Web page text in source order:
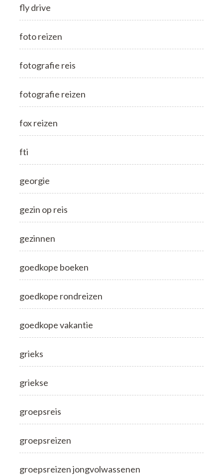
fly drive
foto reizen
fotografie reis
fotografie reizen
fox reizen
fti
georgie
gezin op reis
gezinnen
goedkope boeken
goedkope rondreizen
goedkope vakantie
grieks
griekse
groepsreis
groepsreizen
groepsreizen jongvolwassenen